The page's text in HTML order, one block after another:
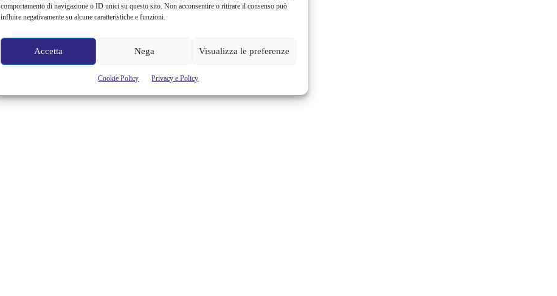
comportamento di navigazione o ID unici su questo sito. Non acconsentire o ritirare il consenso può
influire negativamente su alcune caratteristiche e funzioni.
Accetta Nega Visualizza le preferenze
Cookie Policy Privacy e Policy